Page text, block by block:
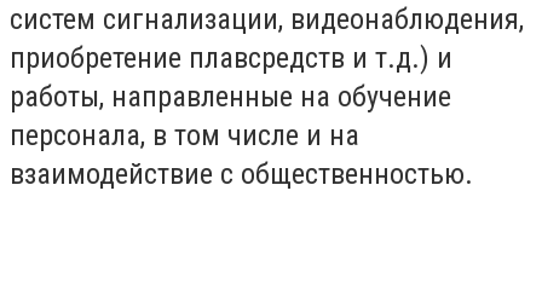
систем сигнализации, видеонаблюдения,
приобретение плавсредств и т.д.) и
работы, направленные на обучение
персонала, в том числе и на
взаимодействие с общественностью.